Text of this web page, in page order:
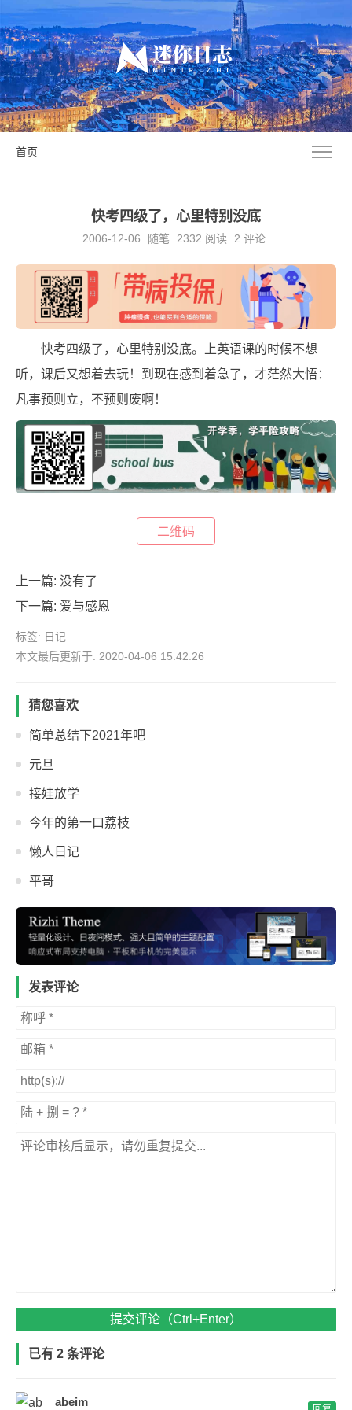
首页
快考四级了，心里特别没底
2006-12-06 随笔 2332 阅读 2 评论
快考四级了，心里特别没底。上英语课的时候不想
听，课后又想着去玩！到现在感到着急了，才茫然大悟：
凡事预则立，不预则废啊！
二维码
上一篇: 没有了
下一篇: 爱与感恩
标签: 日记
本文最后更新于: 2020-04-06 15:42:26
猜您喜欢
简单总结下2021年吧
元旦
接娃放学
今年的第一口荔枝
懒人日记
平哥
发表评论
提交评论（Ctrl+Enter）
已有 2 条评论
abeim